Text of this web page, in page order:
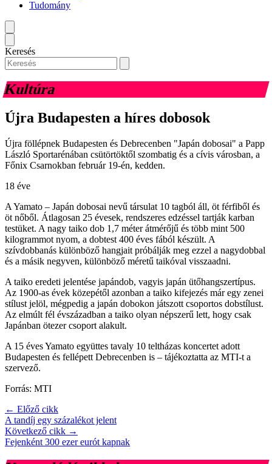
Tudomány
Keresés
Kultúra
Újra Budapesten a híres dobosok
Újra föllépnek Budapesten és Debrecenben "Japán dobosai" a Papp
László Sportarénában csütörtöktől szombatig és a cívis városban, a
Főnix Csarnokban február 19-én, kedden.
18 éve
A Yamato – Japán dobosai nevű társulat 10 tagból áll, öt férfiből és
öt nőből. Átlagosan 25 évesek, rendszeres edzéssel tartják karban
testüket. A nagy taiko dob 1,7 méter átmérőjű és több mint 500
kilogrammot nyom, a dobtest 400 éves fából készült. A
szívdobbanás különböző hangjait próbálják meg ezzel a nagydobbal
és a másik negyven, különböző méretű taikóval visszaadni.
A taiko eredeti jelentése japándob, vagyis japán ütőhangszertípus.
Az 1900-as évek közepétől azonban a taiko kifejezés már egy zenei
stílust jelöl, mégpedig a japán dobokon játszott csoportos dobstílust.
Az elmúlt fél évszázadban a taiko olyan népszerű lett, hogy csak
Japánban ötezer csoport alakult.
A 15 éves Yamato együttes tavaly 10 teltházas koncertet adott
Budapesten és fellépett Debrecenben is – tájékoztatta az MTI-t a
szervező.
Forrás: MTI
← Előző cikk
A tandíj egy százalékot jelent
Következő cikk →
Fejenként 300 ezer eurót kapnak